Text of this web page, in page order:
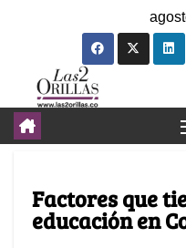
Factores que
educación en